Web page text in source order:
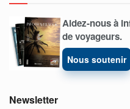
Aidez-nous à
de voyageurs.
Nous soutenir
Newsletter